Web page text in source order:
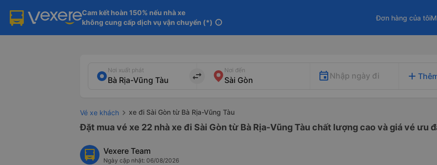
Cam kết hoàn 150% nếu nhà xe
không cung cấp dịch vụ vận chuyển (*) info
Đơn hàng của tôi
Nơi xuất phát
import_export
Nơi đến
Nhập ngày đi add
Vé xe khách xe đi Sài Gòn từ Bà Rịa-Vũng Tàu
Đặt mua vé xe 22 nhà xe đi Sài Gòn từ Bà Rịa-Vũng Tàu chất lượng cao và giá vé ưu
Vexere Team
Ngày cập nhật: 06/08/2026